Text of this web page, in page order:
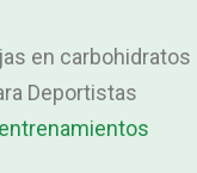
en carbohidratos
Deportistas